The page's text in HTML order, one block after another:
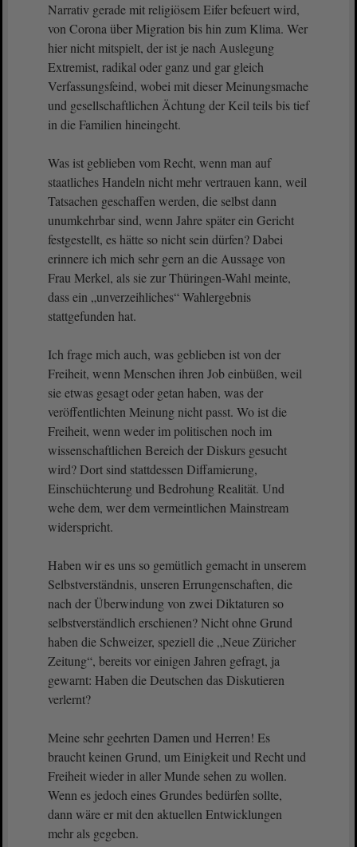
Narrativ gerade mit religiösem Eifer befeuert wird,
von Corona über Migration bis hin zum Klima. Wer
hier nicht mitspielt, der ist je nach Auslegung
Extremist, radikal oder ganz und gar gleich
Verfassungsfeind, wobei mit dieser Meinungsmache
und gesellschaftlichen Ächtung der Keil teils bis tief
in die Familien hineingeht.
Was ist geblieben vom Recht, wenn man auf
staatliches Handeln nicht mehr vertrauen kann, weil
Tatsachen geschaffen werden, die selbst dann
unumkehrbar sind, wenn Jahre später ein Gericht
festgestellt, es hätte so nicht sein dürfen? Dabei
erinnere ich mich sehr gern an die Aussage von
Frau Merkel, als sie zur Thüringen-Wahl meinte,
dass ein „unverzeihliches“ Wahlergebnis
stattgefunden hat.
Ich frage mich auch, was geblieben ist von der
Freiheit, wenn Menschen ihren Job einbüßen, weil
sie etwas gesagt oder getan haben, was der
veröffentlichten Meinung nicht passt. Wo ist die
Freiheit, wenn weder im politischen noch im
wissenschaftlichen Bereich der Diskurs gesucht
wird? Dort sind stattdessen Diffamierung,
Einschüchterung und Bedrohung Realität. Und
wehe dem, wer dem vermeintlichen Mainstream
widerspricht.
Haben wir es uns so gemütlich gemacht in unserem
Selbstverständnis, unseren Errungenschaften, die
nach der Überwindung von zwei Diktaturen so
selbstverständlich erschienen? Nicht ohne Grund
haben die Schweizer, speziell die „Neue Züricher
Zeitung“, bereits vor einigen Jahren gefragt, ja
gewarnt: Haben die Deutschen das Diskutieren
verlernt?
Meine sehr geehrten Damen und Herren! Es
braucht keinen Grund, um Einigkeit und Recht und
Freiheit wieder in aller Munde sehen zu wollen.
Wenn es jedoch eines Grundes bedürfen sollte,
dann wäre er mit den aktuellen Entwicklungen
mehr als gegeben.